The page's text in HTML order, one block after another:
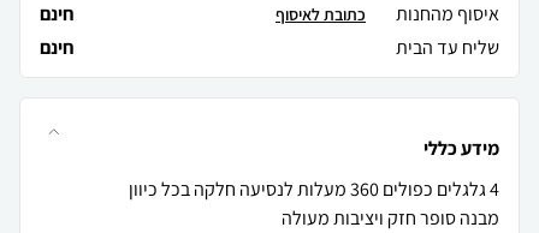
איסוף מהחנות
חינם כתובת לאיסוף
שליח עד הבית חינם
מידע כללי